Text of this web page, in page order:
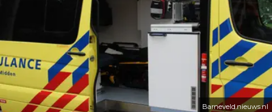
Barneveld.nieuws.nl